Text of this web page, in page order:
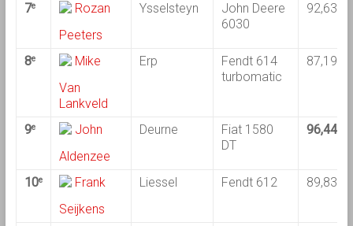
7e
Rozan
Peeters
Ysselsteyn
John Deere
6030
92,63
8e
Mike
Van
Lankveld
Erp
Fendt 614
turbomatic
87,19
9e
John
Aldenzee
Deurne
Fiat 1580
DT
96,44
10e
Frank
Seijkens
Liessel Fendt 612 89,83